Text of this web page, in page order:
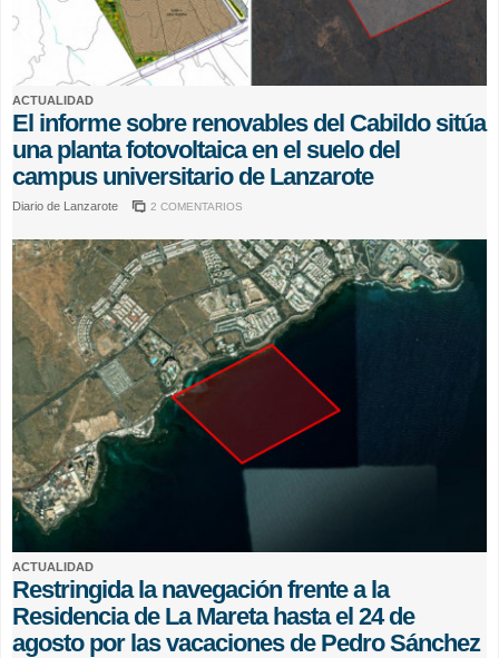
ACTUALIDAD
El informe sobre renovables del Cabildo sitúa
una planta fotovoltaica en el suelo del
campus universitario de Lanzarote
Diario de Lanzarote 2 COMENTARIOS
ACTUALIDAD
Restringida la navegación frente a la
Residencia de La Mareta hasta el 24 de
agosto por las vacaciones de Pedro Sánchez